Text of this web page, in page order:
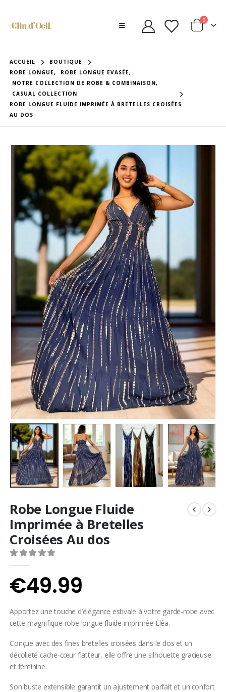
0
ACCUEIL
BOUTIQUE
ROBE LONGUE, ROBE LONGUE EVASÉE,
NOTRE COLLECTION DE ROBE & COMBINAISON,
CASUAL COLLECTION
ROBE LONGUE FLUIDE IMPRIMÉE À BRETELLES CROISÉES
AU DOS
Robe Longue Fluide
Imprimée à Bretelles
Croisées Au dos
0Sur 5
€49.99
Apportez une touche d’élégance estivale à votre garde-robe avec
cette magnifique robe longue fluide imprimée Éléa.
Conçue avec des fines bretelles croisées dans le dos et un
décolleté cache-cœur flatteur, elle offre une silhouette gracieuse
et féminine.
Son buste extensible garantit un ajustement parfait et un confort